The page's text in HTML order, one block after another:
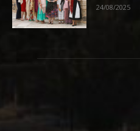
24/08/2025